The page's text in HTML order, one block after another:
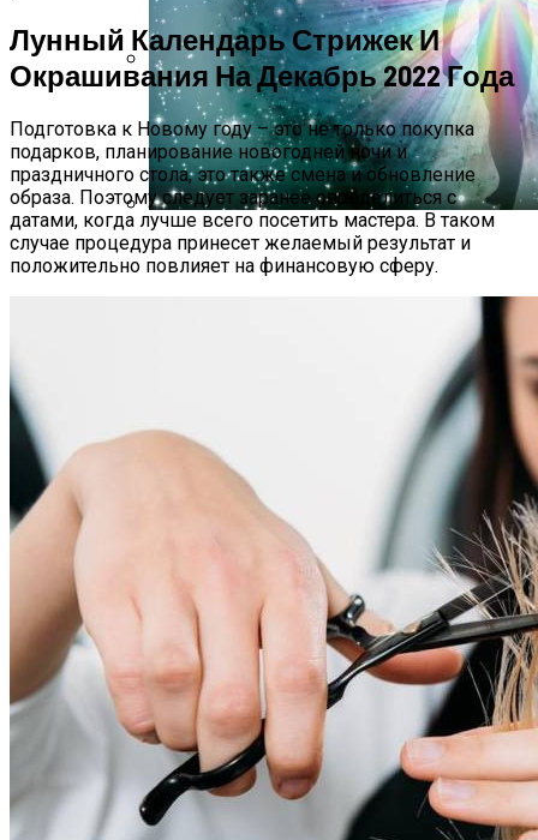
Дебютировал Крупный Кроссовер
Mazda CX-90: Неужели Только Для США?
О Чем Говорит Цвет Вашей Ауры, Как
Его Определить
Лунный Календарь Стрижек И
Окрашивания На Декабрь 2022 Года
Подготовка к Новому году – это не только покупка
подарков, планирование новогодней ночи и
праздничного стола, это также смена и обновление
образа. Поэтому следует заранее определиться с
датами, когда лучше всего посетить мастера. В таком
случае процедура принесет желаемый результат и
положительно повлияет на финансовую сферу.